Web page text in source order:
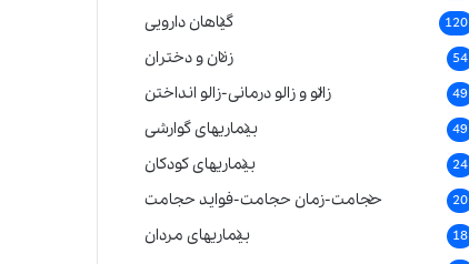
گیاهان دارویی 120
زنان و دختران 54
زالو و زالو درمانی-زالو انداختن 49
بیماریهای گوارشی 49
بیماریهای کودکان 24
حجامت-زمان حجامت-فواید حجامت 20
بیماریهای مردان 18